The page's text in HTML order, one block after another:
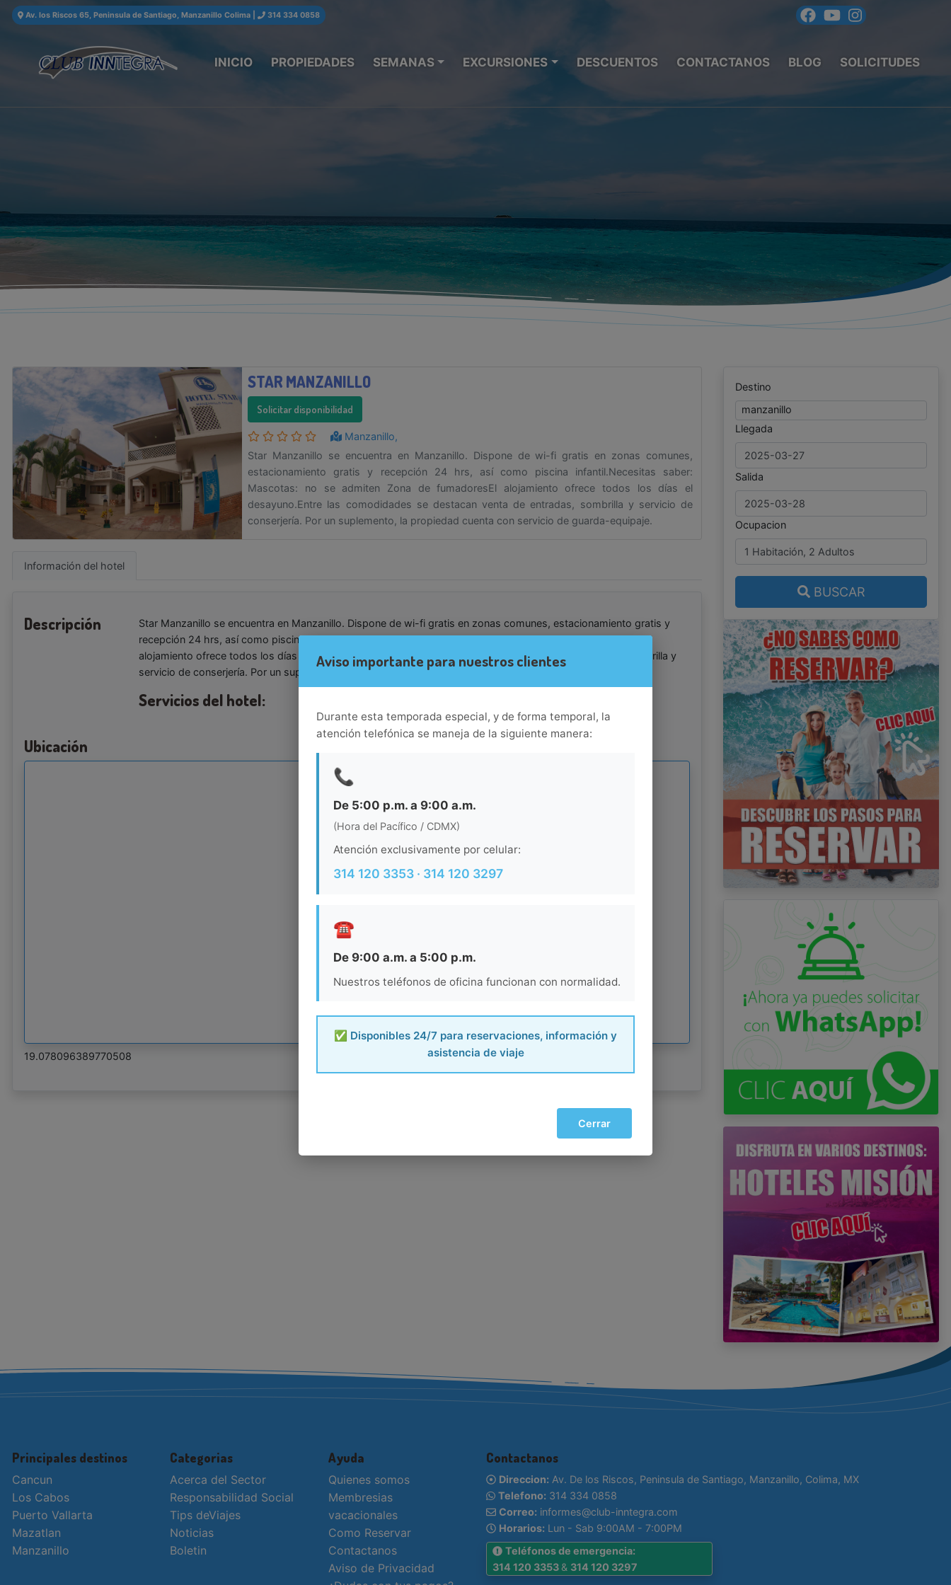
Av. los Riscos 65, Peninsula de Santiago, Manzanillo Colima | 314 334 0858
INICIO PROPIEDADES SEMANAS EXCURSIONES DESCUENTOS CONTACTANOS BLOG SOLICITUDES
STAR MANZANILLO
Solicitar disponibilidad
Manzanillo,
Star Manzanillo se encuentra en Manzanillo. Dispone de wi-fi gratis en zonas comunes,
estacionamiento gratis y recepción 24 hrs, así como piscina infantil.Necesitas saber:
Mascotas: no se admiten Zona de fumadoresEl alojamiento ofrece todos los días el
desayuno.Entre las comodidades se destacan venta de entradas, sombrilla y servicio de
conserjería. Por un suplemento, la propiedad cuenta con servicio de guarda-equipaje.
Información del hotel
Descripción
Star Manzanillo se encuentra en Manzanillo. Dispone de wi-fi gratis en zonas comunes, estacionamiento gratis y
recepción 24 hrs, así como piscina infantil.Necesitas saber: Mascotas: no se admiten Zona de fumadoresEl
alojamiento ofrece todos los días el desayuno.Entre las comodidades se destacan venta de entradas, sombrilla y
servicio de conserjería. Por un suplemento, la propiedad cuenta con servicio de guarda-equipaje.
Servicios del hotel:
Ubicación
19.078096389770508
Destino
manzanillo
Llegada
Salida
Ocupacion
BUSCAR
Principales destinos
Cancun
Los Cabos
Puerto Vallarta
Mazatlan
Manzanillo
Categorias
Acerca del Sector
Responsabilidad Social
Tips deViajes
Noticias
Boletin
Ayuda
Quienes somos
Membresias
vacacionales
Como Reservar
Contactanos
Aviso de Privacidad
Contactanos
Direccion: Av. De los Riscos, Peninsula de Santiago, Manzanillo, Colima, MX
Telefono: 314 334 0858
Correo: informes@club-inntegra.com
Horarios: Lun - Sab 9:00AM - 7:00PM
Teléfonos de emergencia:
314 120 3353 & 314 120 3297
Aviso importante para nuestros clientes
Durante esta temporada especial, y de forma temporal, la
atención telefónica se maneja de la siguiente manera:
📞
De 5:00 p.m. a 9:00 a.m.
(Hora del Pacífico / CDMX)
Atención exclusivamente por celular:
314 120 3353 · 314 120 3297
☎️
De 9:00 a.m. a 5:00 p.m.
Nuestros teléfonos de oficina funcionan con normalidad.
✅ Disponibles 24/7 para reservaciones, información y
asistencia de viaje
Cerrar